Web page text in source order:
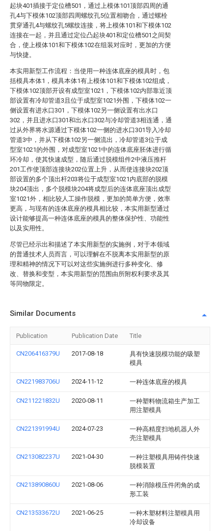
起块401插接于定位槽501，通过上模体101顶部四周的通
孔4与下模体102顶部四周螺纹孔5位置相吻合，通过螺栓
贯穿通孔4与螺纹孔5螺纹连接，将上模体101和下模体102
连接在一起，并且通过定位凸起块401和定位槽501之间契
合，使上模体101和下模体102在组装对应时，更加的方便
与快捷。
本实用新型工作流程：当使用一种连体底座的模具时，包
括模具本体1，模具本体1有上模体101和下模体102组成，
下模体102顶部开设有成型室1021，下模体102内部靠近顶
部设置有冷却管道3且位于成型室1021外围，下模体102一
侧设置有进水口301，下模体102另一侧设置有出水口
302，并且进水口301和出水口302与冷却管道3相连通，通
过从外界将水源通过下模体102一侧的进水口301导入冷却
管道3中，并从下模体102另一侧流出，冷却管道3位于成
型室1021的外围，对成型室1021中的连体底座胚体进行循
环冷却，使其快速成型，随后通过脱模组件2中液压推杆
201工作使顶部连接块202位置上升，从而使连接块202顶
部设置的多个顶出杆203将位于成型室1021内底部的脱模
块204顶出，多个脱模块204将成型后的连体底座顶出成型
室1021外，相比较人工操作脱模，更加的简单方便，效率
更高，与现有的连体底座的模具相比较，本实用新型通过
设计能够提高一种连体底座的模具的整体保护性、功能性
以及实用性。
尽管已经示出和描述了本实用新型的实施例，对于本领域
的普通技术人员而言，可以理解在不脱离本实用新型的原
理和精神的情况下可以对这些实施例进行多种变化、修
改、替换和变型，本实用新型的范围由所附权利要求及其
等同物限定。
Similar Documents
Publication Publication Date Title
CN206416379U 2017-08-18
具有快速脱模功能的吸塑
模具
CN221983706U 2024-11-12 一种连体底座的模具
CN211221832U 2020-08-11
一种塑料物流箱生产加工
用注塑模具
CN221391994U 2024-07-23
一种高精度扫地机器人外
壳注塑模具
CN213082237U 2021-04-30
一种注塑模具用铸件快速
脱模装置
CN213890860U 2021-08-06
一种消除模压件闭角的成
形工装
CN213533672U 2021-06-25
一种木塑材料注塑模具用
冷却设备